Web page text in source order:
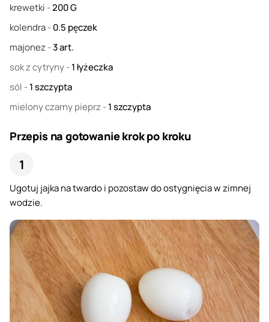
krewetki -200G
kolendra-0.5 pęczek
majonez-3art.
sok z cytryny-1łyżeczka
sól -1szczypta
mielony czarny pieprz -1szczypta
Przepis na gotowanie krok po kroku
Ugotuj jajka na twardo i pozostaw do ostygnięcia w zimnej
wodzie.